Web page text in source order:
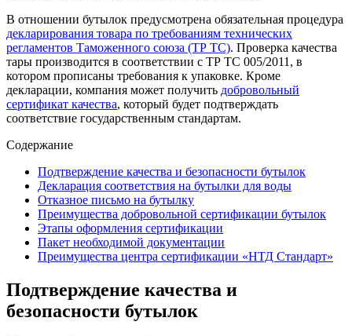
В отношении бутылок предусмотрена обязательная процедура
декларирования товара по требованиям технических
регламентов Таможенного союза (ТР ТС). Проверка качества
тары производится в соответствии с ТР ТС 005/2011, в
котором прописаны требования к упаковке. Кроме
декларации, компания может получить добровольный
сертификат качества, который будет подтверждать
соответствие государственным стандартам.
Содержание
Подтверждение качества и безопасности бутылок
Декларация соответствия на бутылки для воды
Отказное письмо на бутылку
Преимущества добровольной сертификации бутылок
Этапы оформления сертификации
Пакет необходимой документации
Преимущества центра сертификации «НТД Стандарт»
Подтверждение качества и
безопасности бутылок